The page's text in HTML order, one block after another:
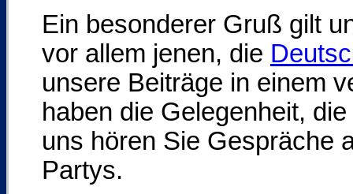
Ein besonderer Gruß gilt
vor allem jenen, die
unsere Beiträge in einem
haben die Gelegenheit,
uns hören Sie Gespräche
Partys.